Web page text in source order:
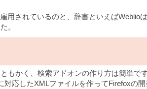
用されているのと、辞書といえばWeblio
。
もかく、検索アドオンの作り方は簡単です
対応したXMLファイルを作ってFirefoxの